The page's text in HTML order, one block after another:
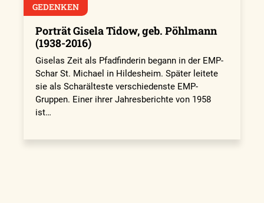
GEDENKEN
Porträt Gisela Tidow, geb. Pöhlmann
(1938-2016)
Giselas Zeit als Pfadfinderin begann in der EMP-
Schar St. Michael in Hildesheim. Später leitete
sie als Scharälteste verschiedenste EMP-
Gruppen. Einer ihrer Jahresberichte von 1958
ist…